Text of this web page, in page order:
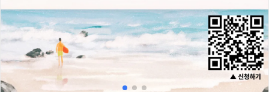
임,
M
Y)
본
바
로
가